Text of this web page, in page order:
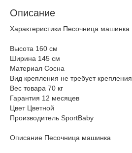
Описание
Характеристики Песочница машинка
Высота 160 см
Ширина 145 см
Материал Сосна
Вид крепления не требует крепления
Вес товара 70 кг
Гарантия 12 месяцев
Цвет Цветной
Производитель SportBaby
Описание Песочница машинка